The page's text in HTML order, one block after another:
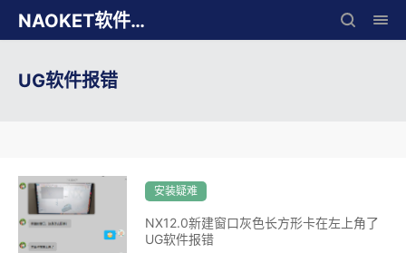
NAOKET软件库
UG软件报错
安装疑难
NX12.0新建窗口灰色长方形卡在左上角了
UG软件报错